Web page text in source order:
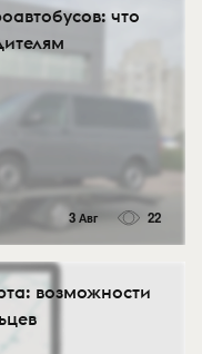
что
3 Авг 22
возможности